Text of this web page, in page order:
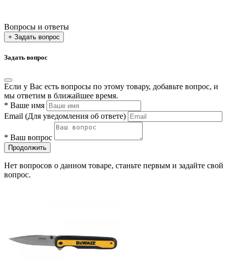
Вопросы и ответы
+ Задать вопрос
Задать вопрос
Если у Вас есть вопросы по этому товару, добавьте вопрос, и
мы ответим в ближайшее время.
* Ваше имя
Email (Для уведомления об ответе)
* Ваш вопрос
Продолжить
Нет вопросов о данном товаре, станьте первым и задайте свой
вопрос.